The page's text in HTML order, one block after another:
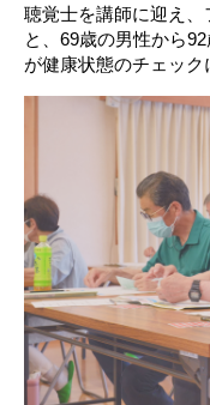
聴覚士を講師に迎え
と、69歳の男性から
が健康状態のチェック